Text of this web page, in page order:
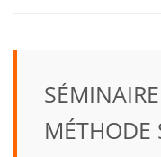
MÉTHODE